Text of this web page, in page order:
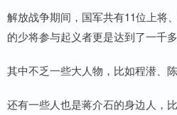
解放战争期间，国军共有11位上将
的少将参与起义者更是达到了一千多
其中不乏一些大人物，比如程潜、
还有一些人也是蒋介石的身边人，